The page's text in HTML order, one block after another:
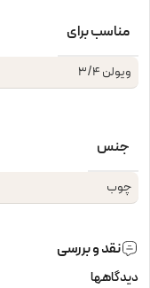
مناسب برای
ویولن 3/4
جنس
چوب
نقد و بررسی
دیدگاهها